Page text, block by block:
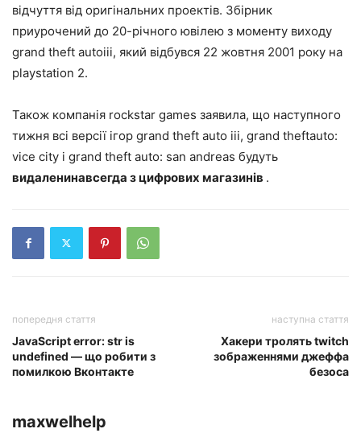
відчуття від оригінальних проектів. Збірник
приурочений до 20-річного ювілею з моменту виходу
grand theft autoiii, який відбувся 22 жовтня 2001 року на
playstation 2.
Також компанія rockstar games заявила, що наступного
тижня всі версії ігор grand theft auto iii, grand theftauto:
vice city і grand theft auto: san andreas будуть
видаленинавсегда з цифрових магазинів .
попередня стаття
JavaScript error: str is
undefined — що робити з
помилкою Вконтакте
наступна стаття
Хакери тролять twitch
зображеннями джеффа
безоса
maxwelhelp